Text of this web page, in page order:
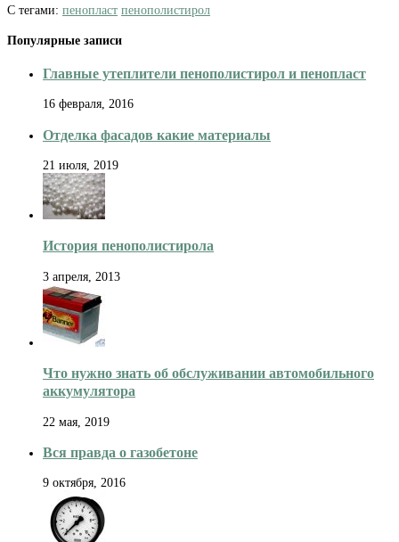
С тегами: пенопласт пенополистирол
Популярные записи
Главные утеплители пенополистирол и пенопласт
16 февраля, 2016
Отделка фасадов какие материалы
21 июля, 2019
История пенополистирола
3 апреля, 2013
Что нужно знать об обслуживании автомобильного
аккумулятора
22 мая, 2019
Вся правда о газобетоне
9 октября, 2016